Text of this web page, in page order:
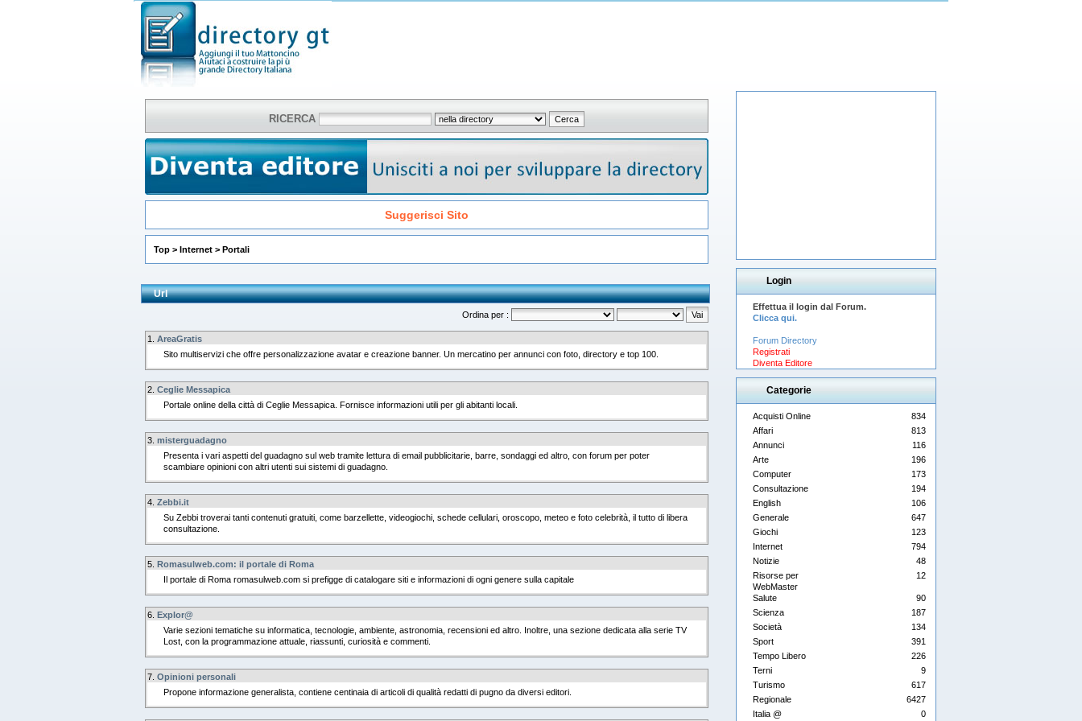
RICERCA
Suggerisci Sito
Top > Internet > Portali
Url
Ordina per :
1. AreaGratis
Sito multiservizi che offre personalizzazione avatar e creazione banner. Un mercatino per annunci con foto, directory e top 100.
2. Ceglie Messapica
Portale online della città di Ceglie Messapica. Fornisce informazioni utili per gli abitanti locali.
3. misterguadagno
Presenta i vari aspetti del guadagno sul web tramite lettura di email pubblicitarie, barre, sondaggi ed altro, con forum per poter
scambiare opinioni con altri utenti sui sistemi di guadagno.
4. Zebbi.it
Su Zebbi troverai tanti contenuti gratuiti, come barzellette, videogiochi, schede cellulari, oroscopo, meteo e foto celebrità, il tutto di libera
consultazione.
5. Romasulweb.com: il portale di Roma
Il portale di Roma romasulweb.com si prefigge di catalogare siti e informazioni di ogni genere sulla capitale
6. Explor@
Varie sezioni tematiche su informatica, tecnologie, ambiente, astronomia, recensioni ed altro. Inoltre, una sezione dedicata alla serie TV
Lost, con la programmazione attuale, riassunti, curiosità e commenti.
7. Opinioni personali
Propone informazione generalista, contiene centinaia di articoli di qualità redatti di pugno da diversi editori.
Login
Effettua il login dal Forum.
Clicca qui.
Forum Directory
Registrati
Diventa Editore
Categorie
Acquisti Online
834
Affari
813
Annunci
116
Arte
196
Computer
173
Consultazione
194
English
106
Generale
647
Giochi
123
Internet
794
Notizie
48
Risorse per
WebMaster
12
Salute
90
Scienza
187
Società
134
Sport
391
Tempo Libero
226
Terni
9
Turismo
617
Regionale
6427
Italia @
0